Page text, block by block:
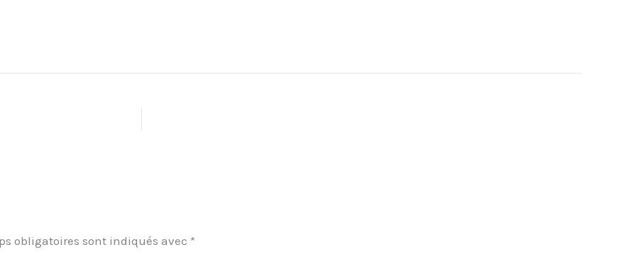
obligatoires sont indiqués avec *